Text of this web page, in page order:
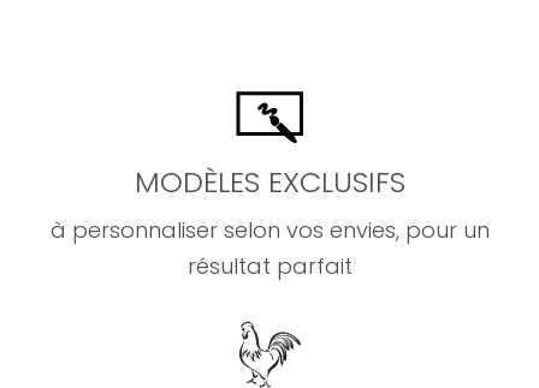
MODÈLES EXCLUSIFS
à personnaliser selon vos envies, pour un
résultat parfait